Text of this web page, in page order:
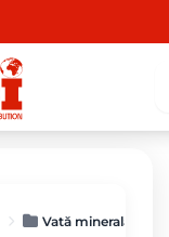
Vată minerală